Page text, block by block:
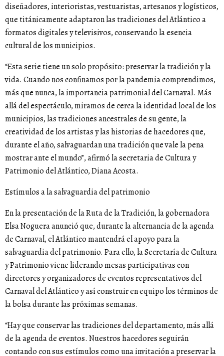
diseñadores, interioristas, vestuaristas, artesanos y logísticos,
que titánicamente adaptaron las tradiciones del Atlántico a
formatos digitales y televisivos, conservando la esencia
cultural de los municipios.
“Esta serie tiene un solo propósito: preservar la tradición y la
vida. Cuando nos confinamos por la pandemia comprendimos,
más que nunca, la importancia patrimonial del Carnaval. Más
allá del espectáculo, miramos de cerca la identidad local de los
municipios, las tradiciones ancestrales de su gente, la
creatividad de los artistas y las historias de hacedores que,
durante el año, salvaguardan una tradición que vale la pena
mostrar ante el mundo”, afirmó la secretaria de Cultura y
Patrimonio del Atlántico, Diana Acosta.
Estímulos a la salvaguardia del patrimonio
En la presentación de la Ruta de la Tradición, la gobernadora
Elsa Noguera anunció que, durante la alternancia de la agenda
de Carnaval, el Atlántico mantendrá el apoyo para la
salvaguardia del patrimonio. Para ello, la Secretaría de Cultura
y Patrimonio viene liderando mesas participativas con
directores y organizadores de eventos representativos del
Carnaval del Atlántico y así construir en equipo los términos de
la bolsa durante las próximas semanas.
“Hay que conservar las tradiciones del departamento, más allá
de la agenda de eventos. Nuestros hacedores seguirán
contando con sus estímulos como una invitación a preservar la